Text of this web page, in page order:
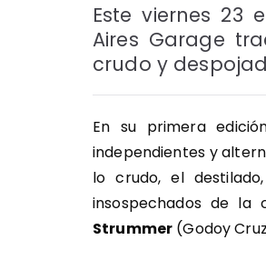
Este viernes 23
Aires Garage
crudo y
En su primera
independientes y
lo crudo, el
insospechados de la
Strummer (Godoy